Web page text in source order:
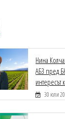
Нина
АБЗ пред
интересът
30 юли